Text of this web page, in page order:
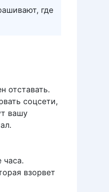
где
отставать.
соцсети,
вашу
часа.
взорвет